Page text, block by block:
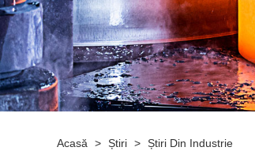
Acasă > Știri > Știri Din Industrie